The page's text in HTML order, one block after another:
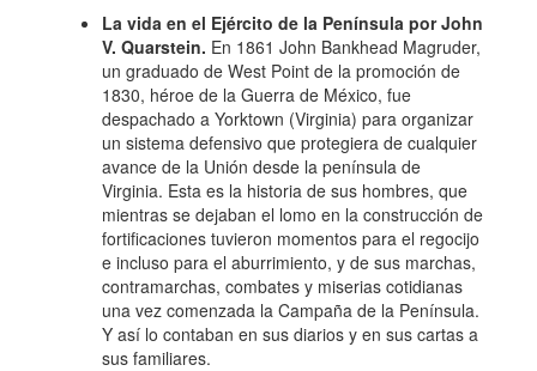
La vida en el Ejército de la Península por John
V. Quarstein. En 1861 John Bankhead Magruder,
un graduado de West Point de la promoción de
1830, héroe de la Guerra de México, fue
despachado a Yorktown (Virginia) para organizar
un sistema defensivo que protegiera de cualquier
avance de la Unión desde la península de
Virginia. Esta es la historia de sus hombres, que
mientras se dejaban el lomo en la construcción de
fortificaciones tuvieron momentos para el regocijo
e incluso para el aburrimiento, y de sus marchas,
contramarchas, combates y miserias cotidianas
una vez comenzada la Campaña de la Península.
Y así lo contaban en sus diarios y en sus cartas a
sus familiares.